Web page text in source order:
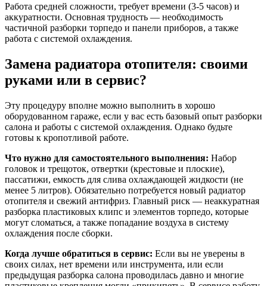
Работа средней сложности, требует времени (3-5 часов) и
аккуратности. Основная трудность — необходимость
частичной разборки торпедо и панели приборов, а также
работа с системой охлаждения.
Замена радиатора отопителя: своими
руками или в сервис?
Эту процедуру вполне можно выполнить в хорошо
оборудованном гараже, если у вас есть базовый опыт разборки
салона и работы с системой охлаждения. Однако будьте
готовы к кропотливой работе.
Что нужно для самостоятельного выполнения: Набор
головок и трещоток, отвертки (крестовые и плоские),
пассатижи, емкость для слива охлаждающей жидкости (не
менее 5 литров). Обязательно потребуется новый радиатор
отопителя и свежий антифриз. Главный риск — неаккуратная
разборка пластиковых клипс и элементов торпедо, которые
могут сломаться, а также попадание воздуха в систему
охлаждения после сборки.
Когда лучше обратиться в сервис: Если вы не уверены в
своих силах, нет времени или инструмента, или если
предыдущая разборка салона проводилась давно и многие